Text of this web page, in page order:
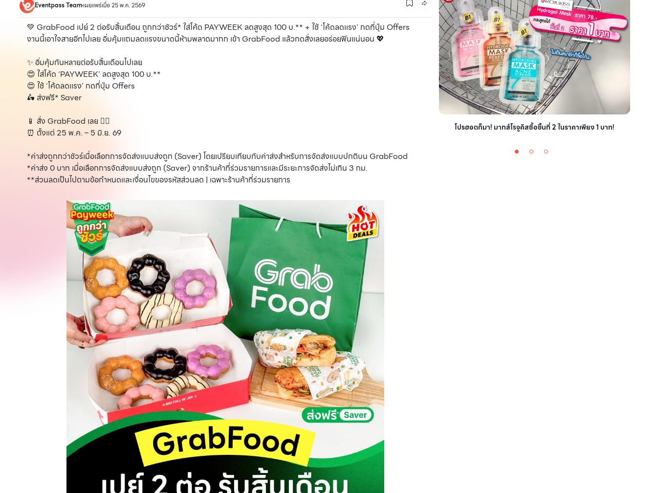
Eventpass Teamเผยแพร่เมื่อ 25 พ.ค. 2569
💚 GrabFood เปย์ 2 ต่อรับสิ้นเดือน ถูกกว่าชัวร์* ใส่โค้ด PAYWEEK ลดสูงสุด 100 บ.** + ใช้ ‘โค้ดลดเเรง’ กดที่ปุ่ม Offers
งานนี้เอาใจสายอีทไปเลย อิ่มคุ้มเเถมลดเเรงขนาดนี้ห้ามพลาดมากก เข้า GrabFood แล้วกดสั่งเลยอร่อยฟินแน่นอน 💖
✨ อิ่มคุ้มกันหลายต่อรับสิ้นเดือนไปเลย
😍 ใส่โค้ด ‘PAYWEEK’ ลดสูงสุด 100 บ.**
😍 ใช้ ‘โค้ดลดเเรง’ กดที่ปุ่ม Offers
🛵 ส่งฟรี* Saver
📱 สั่ง GrabFood เลย 👉🏻
⏰ ตั้งแต่ 25 พ.ค. – 5 มิ.ย. 69
*ค่าส่งถูกกว่าชัวร์เมื่อเลือกการจัดส่งแบบส่งถูก (Saver) โดยเปรียบเทียบกับค่าส่งสำหรับการจัดส่งแบบปกติบน GrabFood
*ค่าส่ง 0 บาท เมื่อเลือกการจัดส่งแบบส่งถูก (Saver) จากร้านค้าที่ร่วมรายการและมีระยะการจัดส่งไม่เกิน 3 กม.
**ส่วนลดเป็นไปตามข้อกำหนดและเงื่อนไขของรหัสส่วนลด | เฉพาะร้านค้าที่ร่วมรายการ
โปรฮอตก็มา! มากส์โรจูคิสซื้อชิ้นที่ 2 ในราคาเพียง 1 บาท!